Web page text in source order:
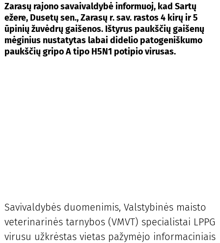
Zarasų rajono savaivaldybė informuoj, kad Sartų
ežere, Dusetų sen., Zarasų r. sav. rastos 4 kirų ir 5
ūpinių žuvėdrų gaišenos. Ištyrus paukščių gaišenų
mėginius nustatytas labai didelio patogeniškumo
paukščių gripo A tipo H5N1 potipio virusas.
Savivaldybės duomenimis, Valstybinės maisto
veterinarinės tarnybos (VMVT) specialistai LPPG
virusu užkrėstas vietas pažymėjo informaciniais